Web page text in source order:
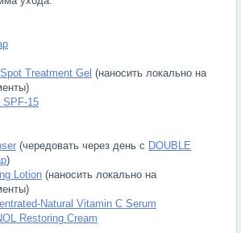
Treatment Gel (наносить локально на
SPF-15
(чередовать через день с DOUBLE
)
Lotion (наносить локально на
Natural Vitamin C Serum
Restoring Cream